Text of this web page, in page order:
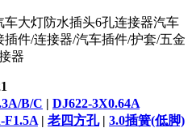
件/连接器/汽车插件/护套/五金
器
B/C | DJ622-3X0.64A
F1.5A | 老四方孔| 3.0插簧(低脚)